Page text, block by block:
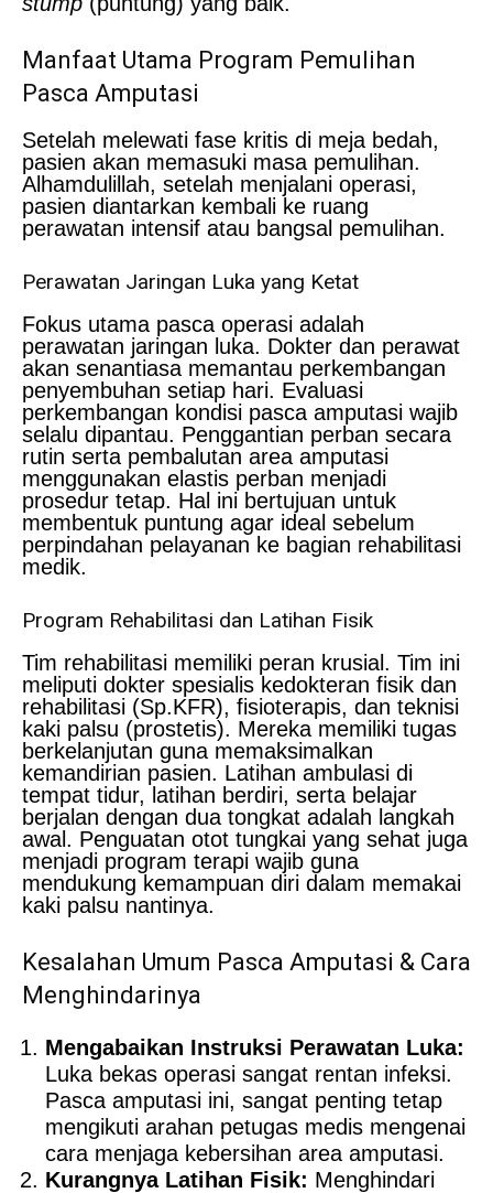
Manfaat Utama Program Pemulihan
Pasca Amputasi
Setelah melewati fase kritis di meja bedah,
pasien akan memasuki masa pemulihan.
Alhamdulillah, setelah menjalani operasi,
pasien diantarkan kembali ke ruang
perawatan intensif atau bangsal pemulihan.
Perawatan Jaringan Luka yang Ketat
Fokus utama pasca operasi adalah
perawatan jaringan luka. Dokter dan perawat
akan senantiasa memantau perkembangan
penyembuhan setiap hari. Evaluasi
perkembangan kondisi pasca amputasi wajib
selalu dipantau. Penggantian perban secara
rutin serta pembalutan area amputasi
menggunakan elastis perban menjadi
prosedur tetap. Hal ini bertujuan untuk
membentuk puntung agar ideal sebelum
perpindahan pelayanan ke bagian rehabilitasi
medik.
Program Rehabilitasi dan Latihan Fisik
Tim rehabilitasi memiliki peran krusial. Tim ini
meliputi dokter spesialis kedokteran fisik dan
rehabilitasi (Sp.KFR), fisioterapis, dan teknisi
kaki palsu (prostetis). Mereka memiliki tugas
berkelanjutan guna memaksimalkan
kemandirian pasien. Latihan ambulasi di
tempat tidur, latihan berdiri, serta belajar
berjalan dengan dua tongkat adalah langkah
awal. Penguatan otot tungkai yang sehat juga
menjadi program terapi wajib guna
mendukung kemampuan diri dalam memakai
kaki palsu nantinya.
Kesalahan Umum Pasca Amputasi & Cara
Menghindarinya
Mengabaikan Instruksi Perawatan Luka:
Luka bekas operasi sangat rentan infeksi.
Pasca amputasi ini, sangat penting tetap
mengikuti arahan petugas medis mengenai
cara menjaga kebersihan area amputasi.
Kurangnya Latihan Fisik: Menghindari